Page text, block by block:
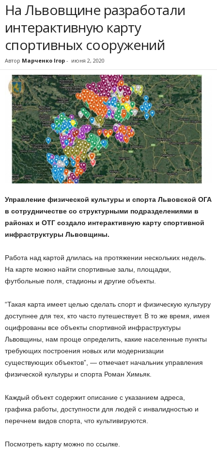
На Львовщине разработали
интерактивную карту
спортивных сооружений
Автор Марченко Ігор - июня 2, 2020
Управление физической культуры и спорта Львовской ОГА
в сотрудничестве со структурными подразделениями в
районах и ОТГ создало интерактивную карту спортивной
инфраструктуры Львовщины.
Работа над картой длилась на протяжении нескольких недель.
На карте можно найти спортивные залы, площадки,
футбольные поля, стадионы и другие объекты.
“Такая карта имеет целью сделать спорт и физическую культуру
доступнее для тех, кто часто путешествует. В то же время, имея
оцифрованы все объекты спортивной инфраструктуры
Львовщины, нам проще определить, какие населенные пункты
требующих построения новых или модернизации
существующих объектов”, — отмечает начальник управления
физической культуры и спорта Роман Химьяк.
Каждый объект содержит описание с указанием адреса,
графика работы, доступности для людей с инвалидностью и
перечнем видов спорта, что культивируются.
Посмотреть карту можно по ссылке.